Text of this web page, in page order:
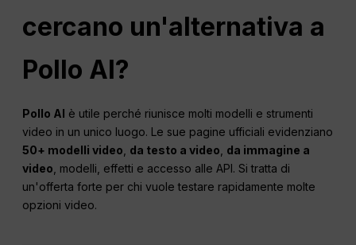
cercano un'alternativa a
Pollo AI?
Pollo AI è utile perché riunisce molti modelli e strumenti
video in un unico luogo. Le sue pagine ufficiali evidenziano
50+ modelli video da testo a video da immagine a
video , modelli, effetti e accesso alle API. Si tratta di
un'offerta forte per chi vuole testare rapidamente molte
opzioni video.